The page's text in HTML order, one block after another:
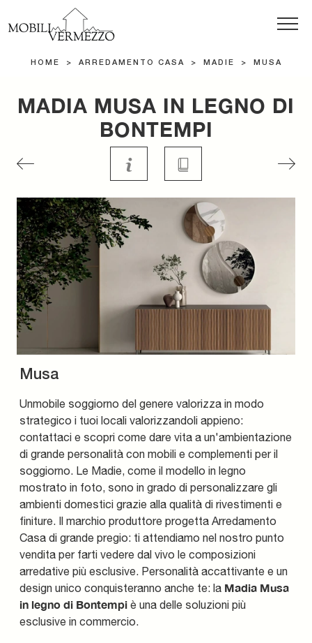
HOME > ARREDAMENTO CASA > MADIE > MUSA
MADIA MUSA IN LEGNO DI
BONTEMPI
Musa
Unmobile soggiorno del genere valorizza in modo
strategico i tuoi locali valorizzandoli appieno:
contattaci e scopri come dare vita a un'ambientazione
di grande personalità con mobili e complementi per il
soggiorno. Le Madie, come il modello in legno
mostrato in foto, sono in grado di personalizzare gli
ambienti domestici grazie alla qualità di rivestimenti e
finiture. Il marchio produttore progetta Arredamento
Casa di grande pregio: ti attendiamo nel nostro punto
vendita per farti vedere dal vivo le composizioni
arredative più esclusive. Personalità accattivante e un
design unico conquisteranno anche te: la Madia Musa
in legno di Bontempi è una delle soluzioni più
esclusive in commercio.